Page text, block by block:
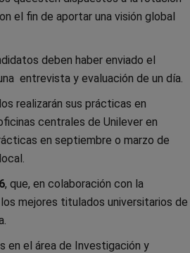
el fin de aportar una visión global
deben haber enviado el
entrevista y evaluación de un día.
realizarán sus prácticas en
centrales de Unilever en
en septiembre o marzo de
, que, en colaboración con la
mejores titulados universitarios de
en el área de Investigación y